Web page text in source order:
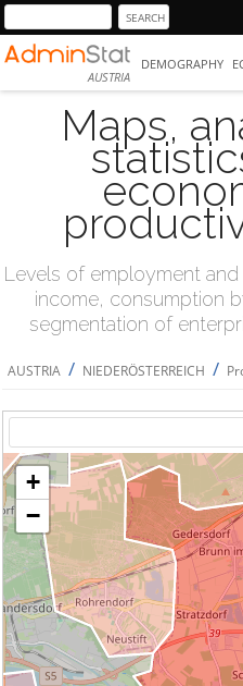
AUSTRIA
DEMOGRAPHY
Maps,
Levels of employment
income, consumption
segmentation of
AUSTRIA / NIEDERÖSTERREICH /